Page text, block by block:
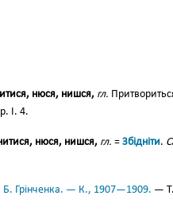
нюся, нишся, гл.
І. 4.
нюся, нишся, гл. = Збідніти.
Б. Грінченка. — К., 1907—1909. —